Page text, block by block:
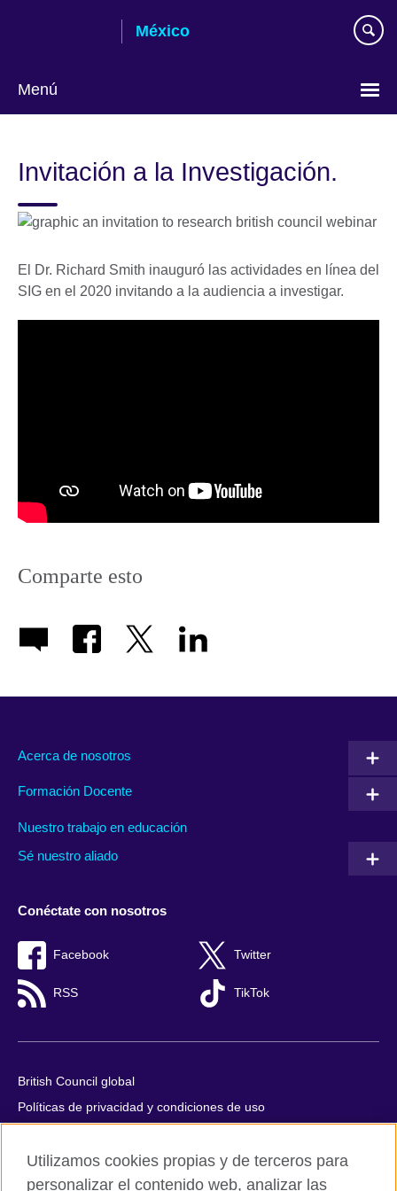
México
Menú
language
Invitación a la Investigación.
El Dr. Richard Smith inauguró las actividades en línea del
SIG en el 2020 invitando a la audiencia a investigar.
Comparte esto
Acerca de nosotros
Formación Docente
Nuestro trabajo en educación
Sé nuestro aliado
Conéctate con nosotros
Facebook Twitter
RSS TikTok
British Council global
Políticas de privacidad y condiciones de uso
Cookies
Quejas y comentarios
Utilizamos cookies propias y de terceros para
personalizar el contenido web, analizar las